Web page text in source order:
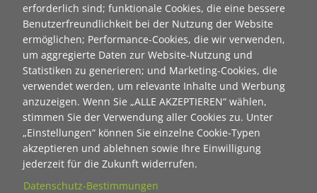
erforderlich sind; funktionale Cookies, die eine bessere
Benutzerfreundlichkeit bei der Nutzung der Website
ermöglichen; Performance-Cookies, die wir verwenden,
um aggregierte Daten zur Website-Nutzung und
Statistiken zu generieren; und Marketing-Cookies, die
verwendet werden, um relevante Inhalte und Werbung
anzuzeigen. Wenn Sie „ALLE AKZEPTIEREN“ wählen,
stimmen Sie der Verwendung aller Cookies zu. Unter
„Einstellungen“ können Sie einzelne Cookie-Typen
akzeptieren und ablehnen sowie Ihre Einwilligung
jederzeit für die Zukunft widerrufen.
Datenschutz-Bestimmungen
Contact 1
Anrede
Titel
Vorname
Nachname